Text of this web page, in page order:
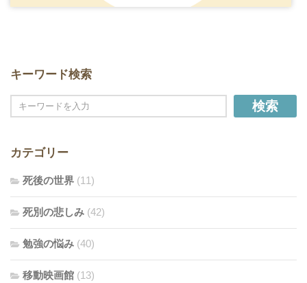
キーワード検索
検索
カテゴリー
死後の世界 (11)
死別の悲しみ (42)
勉強の悩み (40)
移動映画館 (13)